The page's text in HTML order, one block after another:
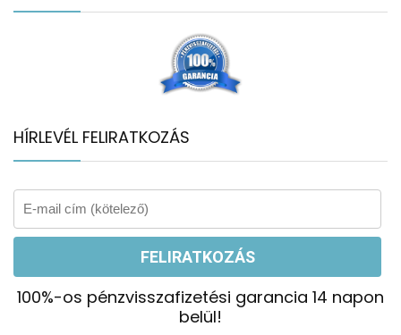
HÍRLEVÉL FELIRATKOZÁS
100%-os pénzvisszafizetési garancia 14 napon
belül!